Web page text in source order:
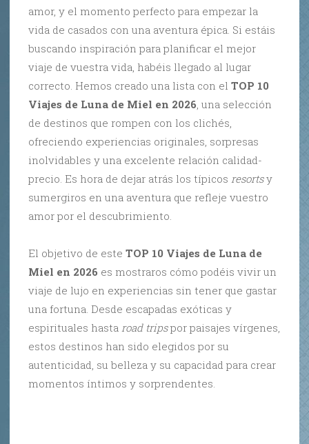
amor, y el momento perfecto para empezar la
vida de casados con una aventura épica. Si estáis
buscando inspiración para planificar el mejor
viaje de vuestra vida, habéis llegado al lugar
correcto. Hemos creado una lista con el TOP 10
Viajes de Luna de Miel en 2026 , una selección
de destinos que rompen con los clichés,
ofreciendo experiencias originales, sorpresas
inolvidables y una excelente relación calidad-
precio. Es hora de dejar atrás los típicos resortsy
sumergiros en una aventura que refleje vuestro
amor por el descubrimiento.
El objetivo de este TOP 10 Viajes de Luna de
Miel en 2026 es mostraros cómo podéis vivir un
viaje de lujo en experiencias sin tener que gastar
una fortuna. Desde escapadas exóticas y
espirituales hasta road tripspor paisajes vírgenes,
estos destinos han sido elegidos por su
autenticidad, su belleza y su capacidad para crear
momentos íntimos y sorprendentes.